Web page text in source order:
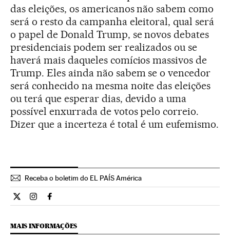
das eleições, os americanos não sabem como
será o resto da campanha eleitoral, qual será
o papel de Donald Trump, se novos debates
presidenciais podem ser realizados ou se
haverá mais daqueles comícios massivos de
Trump. Eles ainda não sabem se o vencedor
será conhecido na mesma noite das eleições
ou terá que esperar dias, devido a uma
possível enxurrada de votos pelo correio.
Dizer que a incerteza é total é um eufemismo.
Receba o boletim do EL PAÍS América
Internacional El País Brasil en Twitter
Internacional El País Brasil en Instagram
Internacional El País Brasil en Facebook
MAIS INFORMAÇÕES